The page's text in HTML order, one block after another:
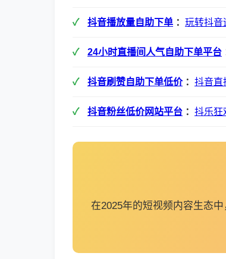
抖音播放量自助下单 ： 玩转抖音
24小时直播间人气自助下单平台
抖音刷赞自助下单低价： 抖音直
抖音粉丝低价网站平台 ： 抖乐狂
在2025年的短视频内容生态